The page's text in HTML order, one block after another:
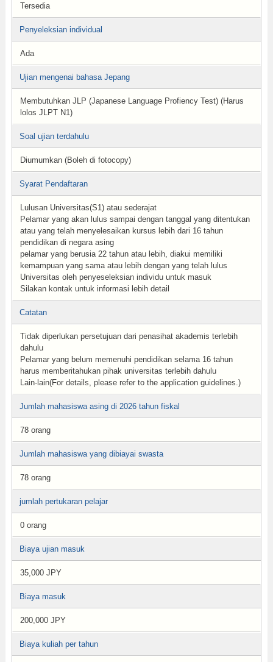
Tersedia
Penyeleksian individual
Ada
Ujian mengenai bahasa Jepang
Membutuhkan JLP (Japanese Language Profiency Test) (Harus
lolos JLPT N1)
Soal ujian terdahulu
Diumumkan (Boleh di fotocopy)
Syarat Pendaftaran
Lulusan Universitas(S1) atau sederajat
Pelamar yang akan lulus sampai dengan tanggal yang ditentukan
atau yang telah menyelesaikan kursus lebih dari 16 tahun
pendidikan di negara asing
pelamar yang berusia 22 tahun atau lebih, diakui memiliki
kemampuan yang sama atau lebih dengan yang telah lulus
Universitas oleh penyeseleksian individu untuk masuk
Silakan kontak untuk informasi lebih detail
Catatan
Tidak diperlukan persetujuan dari penasihat akademis terlebih
dahulu
Pelamar yang belum memenuhi pendidikan selama 16 tahun
harus memberitahukan pihak universitas terlebih dahulu
Lain-lain(For details, please refer to the application guidelines.)
Jumlah mahasiswa asing di 2026 tahun fiskal
78 orang
Jumlah mahasiswa yang dibiayai swasta
78 orang
jumlah pertukaran pelajar
0 orang
Biaya ujian masuk
35,000 JPY
Biaya masuk
200,000 JPY
Biaya kuliah per tahun